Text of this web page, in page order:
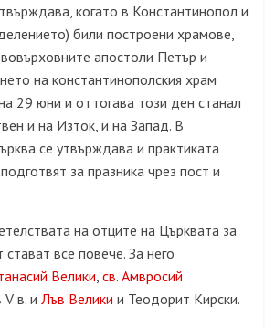
когато в Константинопол и
били построени храмове,
апостоли Петър и
на константинополския храм
29 юни и оттогава този ден станал
и на Изток, и на Запад. В
се утвърждава и практиката
за празника чрез пост и
на отците на Църквата за
стават все повече. За него
Велики,св. Амвросий
V в. иЛъв Велики и Теодорит Кирски.